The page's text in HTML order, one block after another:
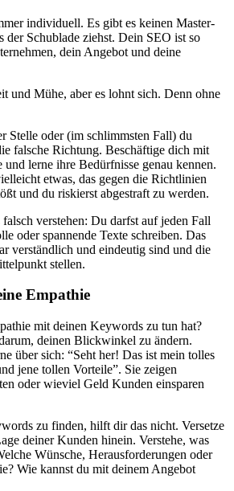
individuell. Es gibt es keinen Master-
der Schublade ziehst. Dein SEO ist so
dein Angebot und deine
und Mühe, aber es lohnt sich. Denn ohne
Stelle oder (im schlimmsten Fall) du
falsche Richtung. Beschäftige dich mit
lerne ihre Bedürfnisse genau kennen.
etwas, das gegen die Richtlinien
und du riskierst abgestraft zu werden.
verstehen: Du darfst auf jeden Fall
oder spannende Texte schreiben. Das
verständlich und eindeutig sind und die
stellen.
Empathie
mit deinen Keywords zu tun hat?
deinen Blickwinkel zu ändern.
über sich: “Seht her! Das ist mein tolles
jene tollen Vorteile”. Sie zeigen
oder wieviel Geld Kunden einsparen
zu finden, hilft dir das nicht. Versetze
deiner Kunden hinein. Verstehe, was
Wünsche, Herausforderungen oder
Wie kannst du mit deinem Angebot